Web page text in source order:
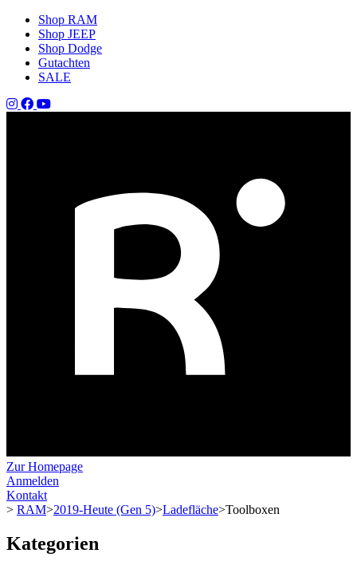
Shop RAM
Shop JEEP
Shop Dodge
Gutachten
SALE
Zur Homepage
Anmelden
Kontakt
> RAM>2019-Heute (Gen 5)>Ladefläche>Toolboxen
Kategorien